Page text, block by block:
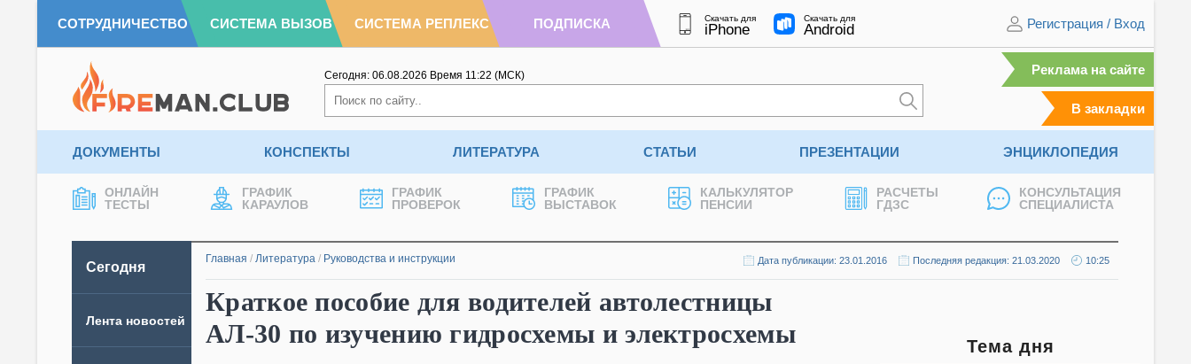
СОТРУДНИЧЕСТВО СИСТЕМА ВЫЗОВ СИСТЕМА РЕПЛЕКС ПОДПИСКА Скачать для
iPhone
Скачать для
Android Регистрация / Вход
Сегодня: 06.08.2026 Время 11:22 (МСК) Реклама на сайте
В закладки
ДОКУМЕНТЫ КОНСПЕКТЫ ЛИТЕРАТУРА СТАТЬИ ПРЕЗЕНТАЦИИ ЭНЦИКЛОПЕДИЯ
ОНЛАЙН
ТЕСТЫ
ГРАФИК
КАРАУЛОВ
ГРАФИК
ПРОВЕРОК
ГРАФИК
ВЫСТАВОК
КАЛЬКУЛЯТОР
ПЕНСИИ
РАСЧЕТЫ
ГДЗС
КОНСУЛЬТАЦИЯ
СПЕЦИАЛИСТА
Сегодня
Лента новостей
Главная / Литература / Руководства и инструкции Дата публикации: 23.01.2016 Последняя редакция: 21.03.2020 10:25
Краткое пособие для водителей автолестницы
АЛ-30 по изучению гидросхемы и электросхемы
Тема дня